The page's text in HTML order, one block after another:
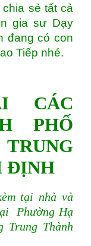
sẻ tất cả
gia sư Dạy
đang có con
Tiếp nhé.
CÁC
PHỐ
TRUNG
ĐỊNH
tại nhà và
Phường Hạ
Trung Thành